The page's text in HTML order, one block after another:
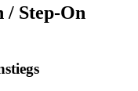
/ Step-On